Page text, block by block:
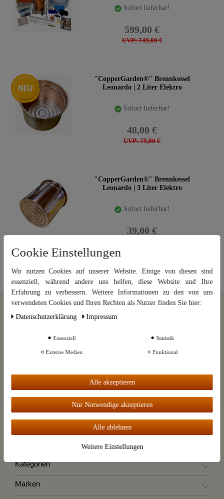
Sofort lieferbar!
UVP: 749,00 €
599,00 €
Neuheit
"CopperGarden®" Brennkessel
Leonardo | 2 Liter Elektro
Sofort lieferbar!
UVP: 79,00 €
48,00 €
"CopperGarden®" Brennkessel
Leonardo | 3 Liter Elektro
Sofort lieferbar!
39,00 €
Der Destillatio Rundbrief
Exklusive Informationen, monatlich frisch aus Kai Möllers
Kupferküche. Brennen | Braten | Brauen | Brodeln. Mit einem Klick
Hier gratis anmelden
Kategorien
Marken
Wir nutzen Cookies auf unserer Website. Einige von diesen sind
zu verbessern. Weitere Informationen zu den von uns verwendeten
und unserem
Alle akzeptieren
Cookie Einstellungen
Wir nutzen Cookies auf unserer Website. Einige von diesen sind
essenziell, während andere uns helfen, diese Website und Ihre
Erfahrung zu verbessern. Weitere Informationen zu den von uns
verwendeten Cookies und Ihren Rechten als Nutzer finden Sie hier:
Daten­schutz­erklärung
Impressum
Essenziell Statistik
Externe Medien Funktional
Alle akzeptieren
Nur Notwendige akzeptieren
Alle ablehnen
Weitere Einstellungen